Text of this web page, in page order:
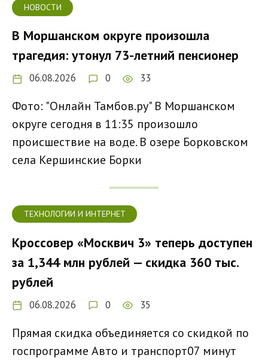
НОВОСТИ
В Моршанском округе произошла
трагедия: утонул 73-летний пенсионер
06.08.2026 0 33
Фото: "Онлайн Тамбов.ру" В Моршанском
округе сегодня в 11:35 произошло
происшествие на воде. В озере Борковском
села Кершинские Борки
ТЕХНОЛОГИИ И ИНТЕРНЕТ
Кроссовер «Москвич 3» теперь доступен
за 1,344 млн рублей — скидка 360 тыс.
рублей
06.08.2026 0 35
Прямая скидка объединяется со скидкой по
госпрограмме Авто и транспорт07 минут